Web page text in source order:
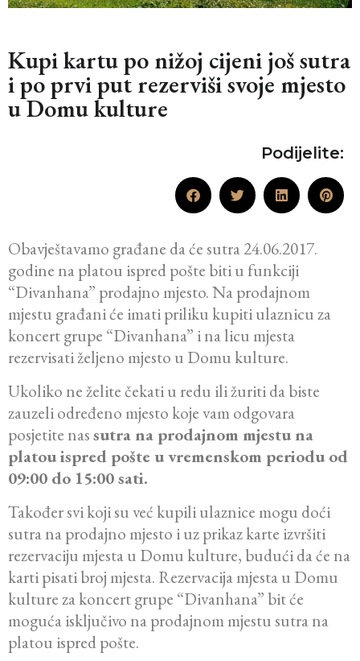
Kupi kartu po nižoj cijeni još sutra
i po prvi put rezerviši svoje mjesto
u Domu kulture
Podijelite:
Obavještavamo građane da će sutra 24.06.2017.
godine na platou ispred pošte biti u funkciji
“Divanhana” prodajno mjesto. Na prodajnom
mjestu građani će imati priliku kupiti ulaznicu za
koncert grupe “Divanhana” i na licu mjesta
rezervisati željeno mjesto u Domu kulture.
Ukoliko ne želite čekati u redu ili žuriti da biste
zauzeli određeno mjesto koje vam odgovara
posjetite nassutra na prodajnom mjestu na
platou ispred pošte u vremenskom periodu od
09:00 do 15:00 sati.
Također svi koji su već kupili ulaznice mogu doći
sutra na prodajno mjesto i uz prikaz karte izvršiti
rezervaciju mjesta u Domu kulture, budući da će na
karti pisati broj mjesta. Rezervacija mjesta u Domu
kulture za koncert grupe “Divanhana” bit će
moguća isključivo na prodajnom mjestu sutra na
platou ispred pošte.